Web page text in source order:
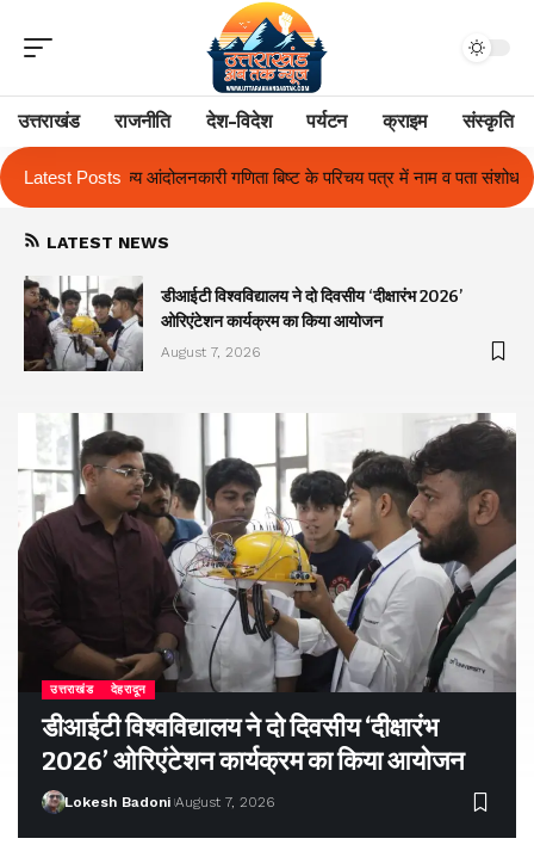
उत्तराखंड राजनीति देश-विदेश पर्यटन क्राइम संस्कृति
Latest Posts
बिष्ट के परिचय पत्र में नाम व पता संशोधन का प्रकरण का हुआ समाधान
LATEST NEWS
डीआईटी विश्वविद्यालय ने दो दिवसीय ‘दीक्षारंभ 2026’
ओरिएंटेशन कार्यक्रम का किया आयोजन
August 7, 2026
उत्तराखंड देहरादून
डीआईटी विश्वविद्यालय ने दो दिवसीय ‘दीक्षारंभ
2026’ ओरिएंटेशन कार्यक्रम का किया आयोजन
Lokesh Badoni August 7, 2026